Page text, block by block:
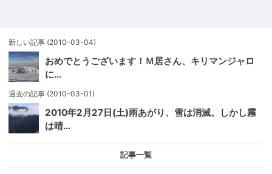
新しい記事 (2010-03-04)
おめでとうございます！Ｍ居さん、キリマンジャロ
に…
過去の記事 (2010-03-01)
2010年2月27日(土)雨あがり、雪は消滅。しかし霧
は晴…
記事一覧